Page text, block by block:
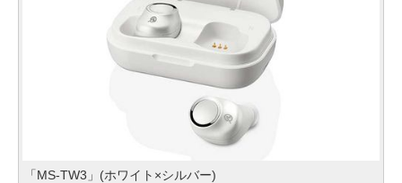
「MS-TW3」(ホワイト×シルバー)